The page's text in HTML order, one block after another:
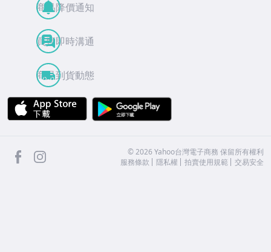
商品降價通知
買賣即時溝通
商品到貨動態
APP Store
facebook ©2026 Yahoo台灣電子商務 保留所有權利
服務條款
隱私權 拍賣使用規範 交易安全